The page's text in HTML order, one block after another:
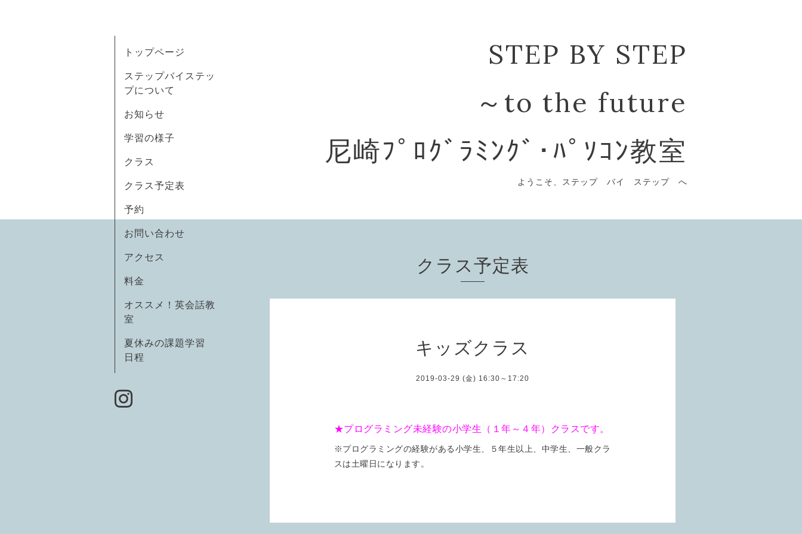
STEP BY STEP
～to the future
尼崎ﾌﾟﾛｸﾞﾗﾐﾝｸﾞ･ﾊﾟｿｺﾝ教室
ようこそ、ステップ バイ ステップ へ
トップページ
ステップバイステッ
プについて
お知らせ
学習の様子
クラス
クラス予定表
予約
お問い合わせ
アクセス
料金
オススメ！英会話教
室
夏休みの課題学習
日程
クラス予定表
キッズクラス
2019-03-29 (金) 16:30～17:20
★プログラミング未経験の小学生（１年～４年）クラスです。
※プログラミングの経験がある小学生、５年生以上、中学生、一般クラ
スは土曜日になります。